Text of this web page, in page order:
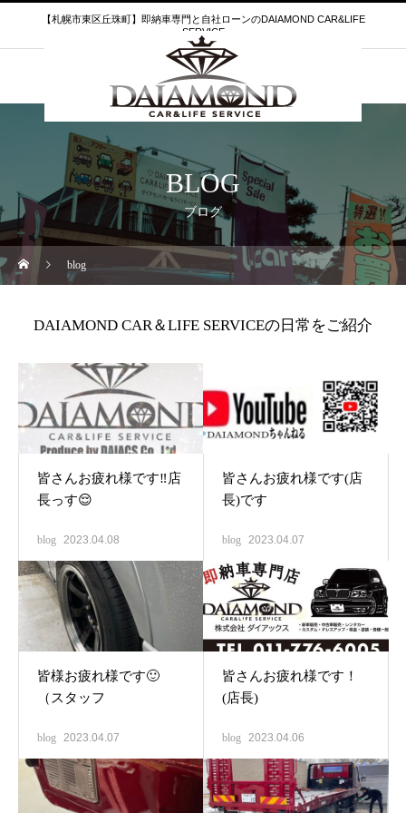
【札幌市東区丘珠町】即納車専門と自社ローンのDAIAMOND CAR&LIFE
SERVICE
BLOG
ブログ
blog
DAIAMOND CAR＆LIFE SERVICEの日常をご紹介
皆さんお疲れ様です‼️店
長っす😌
blog 2023.04.08
皆さんお疲れ様です(店
長)です
blog 2023.04.07
皆様お疲れ様です🙂
（スタッフ
blog 2023.04.07
皆さんお疲れ様です！
(店長)
blog 2023.04.06